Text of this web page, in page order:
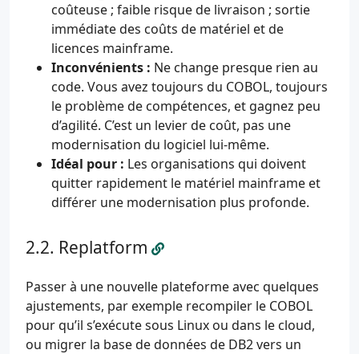
coûteuse ; faible risque de livraison ; sortie
immédiate des coûts de matériel et de
licences mainframe.
Inconvénients : Ne change presque rien au
code. Vous avez toujours du COBOL, toujours
le problème de compétences, et gagnez peu
d’agilité. C’est un levier de coût, pas une
modernisation du logiciel lui-même.
Idéal pour : Les organisations qui doivent
quitter rapidement le matériel mainframe et
différer une modernisation plus profonde.
Replatform
Passer à une nouvelle plateforme avec quelques
ajustements, par exemple recompiler le COBOL
pour qu’il s’exécute sous Linux ou dans le cloud,
ou migrer la base de données de DB2 vers un